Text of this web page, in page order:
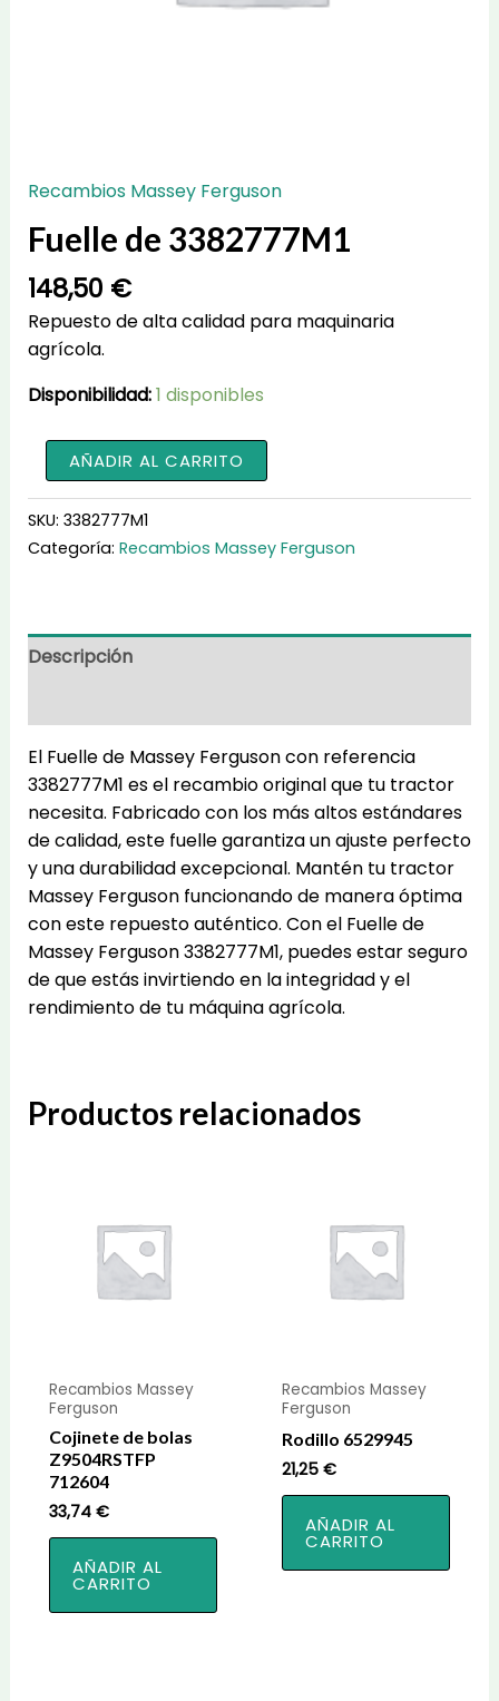
Recambios Massey Ferguson
Fuelle de 3382777M1
148,50 €
Repuesto de alta calidad para maquinaria
agrícola.
Disponibilidad:1 disponibles
Fuelle
de
3382777M1
cantidad
AÑADIR AL CARRITO
SKU: 3382777M1
Categoría: Recambios Massey Ferguson
Descripción
El Fuelle de Massey Ferguson con referencia
3382777M1 es el recambio original que tu tractor
necesita. Fabricado con los más altos estándares
de calidad, este fuelle garantiza un ajuste perfecto
y una durabilidad excepcional. Mantén tu tractor
Massey Ferguson funcionando de manera óptima
con este repuesto auténtico. Con el Fuelle de
Massey Ferguson 3382777M1, puedes estar seguro
de que estás invirtiendo en la integridad y el
rendimiento de tu máquina agrícola.
Productos relacionados
Recambios Massey
Ferguson
Cojinete de bolas
Z9504RSTFP
712604
33,74 €
AÑADIR AL
CARRITO
Recambios Massey
Ferguson
Rodillo 6529945
21,25€
AÑADIR AL
CARRITO